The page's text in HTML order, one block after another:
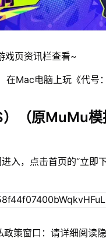
戏页资讯栏查看~
在Mac电脑上玩《代号
（原MuMu模
入，点击首页的“立即
策窗口：请详细阅读